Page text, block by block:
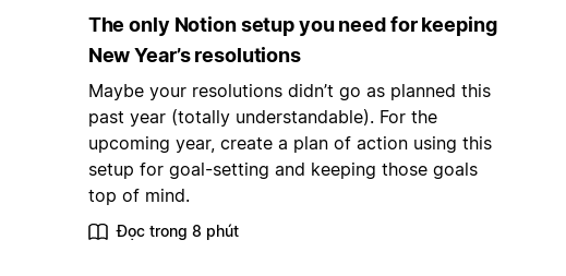
The only Notion setup you need for keeping
New Year’s resolutions
Maybe your resolutions didn’t go as planned this
past year (totally understandable). For the
upcoming year, create a plan of action using this
setup for goal-setting and keeping those goals
top of mind.
Đọc trong 8 phút